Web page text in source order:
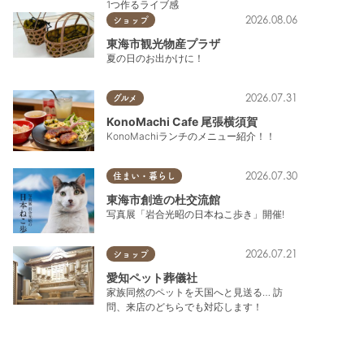
1つ作るライブ感
ショップ 2026.08.06
東海市観光物産プラザ
夏の日のお出かけに！
グルメ 2026.07.31
KonoMachi Cafe 尾張横須賀
KonoMachiランチのメニュー紹介！！
住まい・暮らし 2026.07.30
東海市創造の杜交流館
写真展「岩合光昭の日本ねこ歩き」開催!
ショップ 2026.07.21
愛知ペット葬儀社
家族同然のペットを天国へと見送る… 訪
問、来店のどちらでも対応します！